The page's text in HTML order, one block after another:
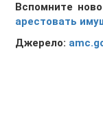
Вспомните
арестовать
Джерело: